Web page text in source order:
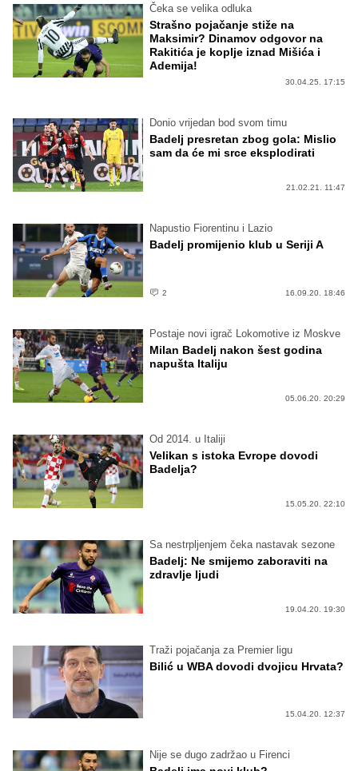
Čeka se velika odluka
Strašno pojačanje stiže na
Maksimir? Dinamov odgovor na
Rakitića je koplje iznad Mišića i
Ademija!
30.04.25. 17:15
Donio vrijedan bod svom timu
Badelj presretan zbog gola: Mislio
sam da će mi srce eksplodirati
21.02.21. 11:47
Napustio Fiorentinu i Lazio
Badelj promijenio klub u Seriji A
2 16.09.20. 18:46
Postaje novi igrač Lokomotive iz Moskve
Milan Badelj nakon šest godina
napušta Italiju
05.06.20. 20:29
Od 2014. u Italiji
Velikan s istoka Evrope dovodi
Badelja?
15.05.20. 22:10
Sa nestrpljenjem čeka nastavak sezone
Badelj: Ne smijemo zaboraviti na
zdravlje ljudi
19.04.20. 19:30
Traži pojačanja za Premier ligu
Bilić u WBA dovodi dvojicu Hrvata?
15.04.20. 12:37
Nije se dugo zadržao u Firenci